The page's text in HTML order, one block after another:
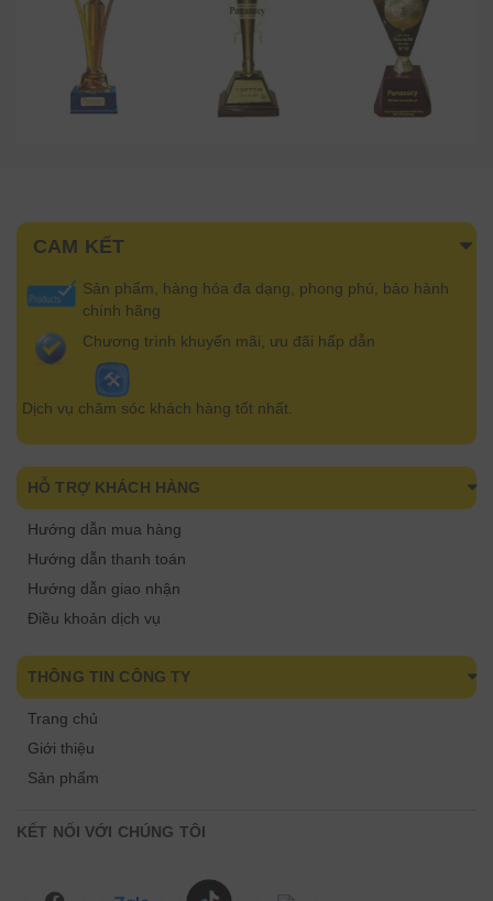
CAM KẾT
Sản phẩm, hàng hóa đa dạng, phong phú, bảo hành
chính hãng
Chương trình khuyến mãi, ưu đãi hấp dẫn
Dịch vụ chăm sóc khách hàng tốt nhất.
HỖ TRỢ KHÁCH HÀNG
Hướng dẫn mua hàng
Hướng dẫn thanh toán
Hướng dẫn giao nhận
Điều khoản dịch vụ
THÔNG TIN CÔNG TY
Trang chủ
Giới thiệu
Sản phẩm
KẾT NỐI VỚI CHÚNG TÔI